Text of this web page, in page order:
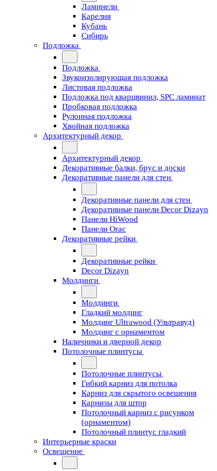
Ламинели
Карелия
Кубань
Сибирь
Подложка
Подложка
Звукоизолирующая подложка
Листовая подложка
Подложка под кварцвинил, SPC ламинат
Пробковая подложка
Рулонная подложка
Хвойная подложка
Архитектурный декор
Архитектурный декор
Декоративные балки, брус и доски
Декоративные панели для стен
Декоративные панели для стен
Декоративные панели Decor Dizayn
Панели HiWood
Панели Orac
Декоративные рейки
Декоративные рейки
Decor Dizayn
Молдинги
Молдинги
Гладкий молдинг
Молдинг Ultrawood (Ультравуд)
Молдинг с орнаментом
Наличники и дверной декор
Потолочные плинтусы
Потолочные плинтусы
Гибкий карниз для потолка
Карниз для скрытого освещения
Карнизы для штор
Потолочный карниз с рисунком
(орнаментом)
Потолочный плинтус гладкий
Интерьерные краски
Освещение